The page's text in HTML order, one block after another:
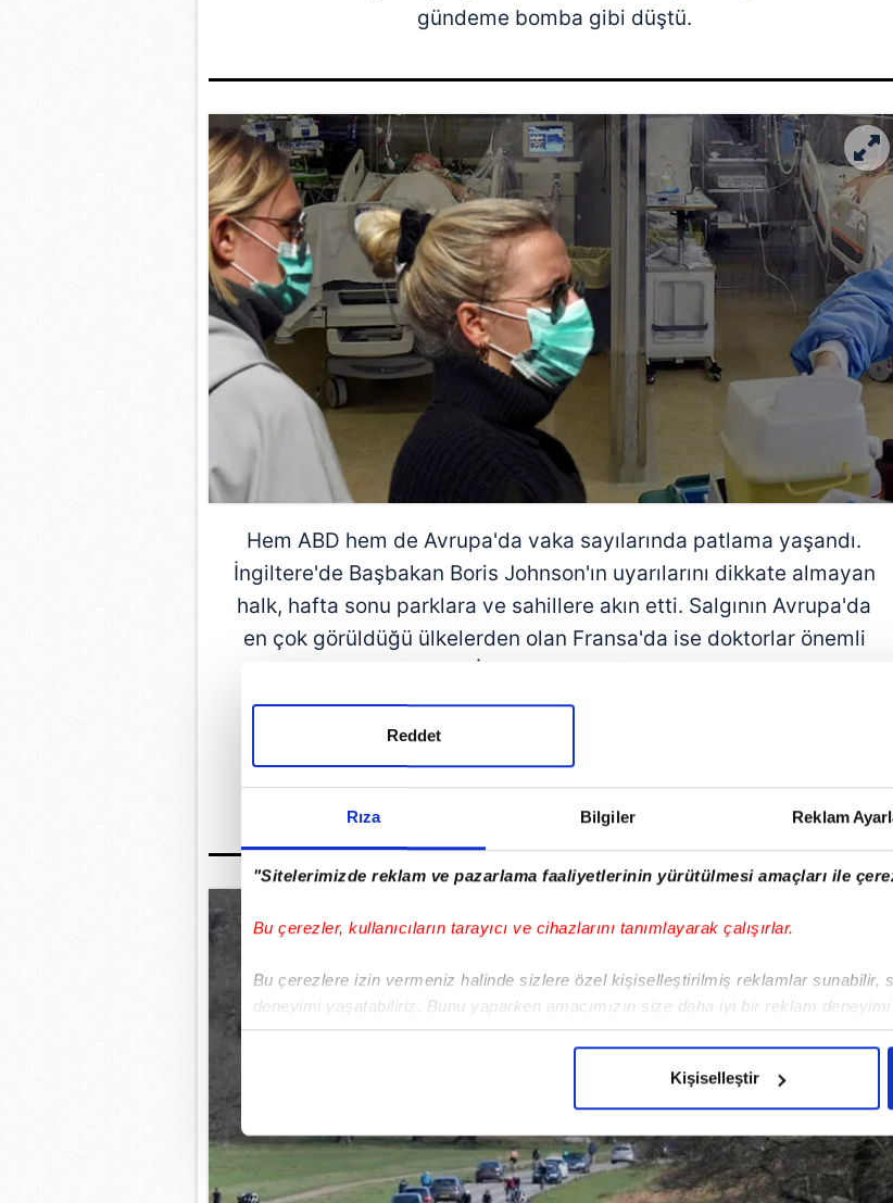
Rıza Bilgiler Reklam
"Sitelerimizde reklam ve pazarlama faaliyetlerinin yürütülmesi amaçları ile
Bu çerezler, kullanıcıların tarayıcı ve cihazlarını tanımlayarak çalışırlar.
Bu çerezlere izin vermeniz halinde sizlere özel kişiselleştirilmiş reklamlar sunabilir,
deneyimi yaşatabiliriz. Bunu yaparken amacımızın size daha iyi bir reklam
içerikleri sunabilmek adına elimizden gelen çabayı gösterdiğimizi ve bu noktada,
Her halükârda, kullanıcılar, bu çerezlere izin vermedikleri takdirde, kullanıcılara
Sizlere daha iyi bir hizmet sunabilmek için İnternet Sitemizde kendimize ve üçüncü
çerezler vasıtasıyla çeşitli kişisel verileriniz işlenmekte olup gerekli olan çerezler
Reddet
Kişiselleştir
gündeme bomba gibi düştü.
Hem ABD hem de Avrupa'da vaka sayılarında patlama yaşandı.
İngiltere'de Başbakan Boris Johnson'ın uyarılarını dikkate almayan
halk, hafta sonu parklara ve sahillere akın etti. Salgının Avrupa'da
en çok görüldüğü ülkelerden olan Fransa'da ise doktorlar önemli
gelişmeleri...
GÜNÜN EN ÖNEMLİ MANŞETLERİ İÇİN TIKLAYIN